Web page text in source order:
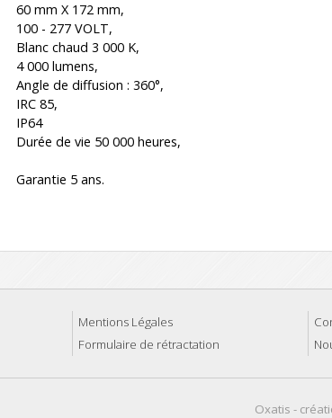
60 mm X 172 mm,
100 - 277 VOLT,
Blanc chaud 3 000 K,
4 000 lumens,
Angle de diffusion : 360°,
IRC 85,
IP64
Durée de vie 50 000 heures,
Garantie 5 ans.
Mentions Légales
Formulaire de rétractation
Oxatis -